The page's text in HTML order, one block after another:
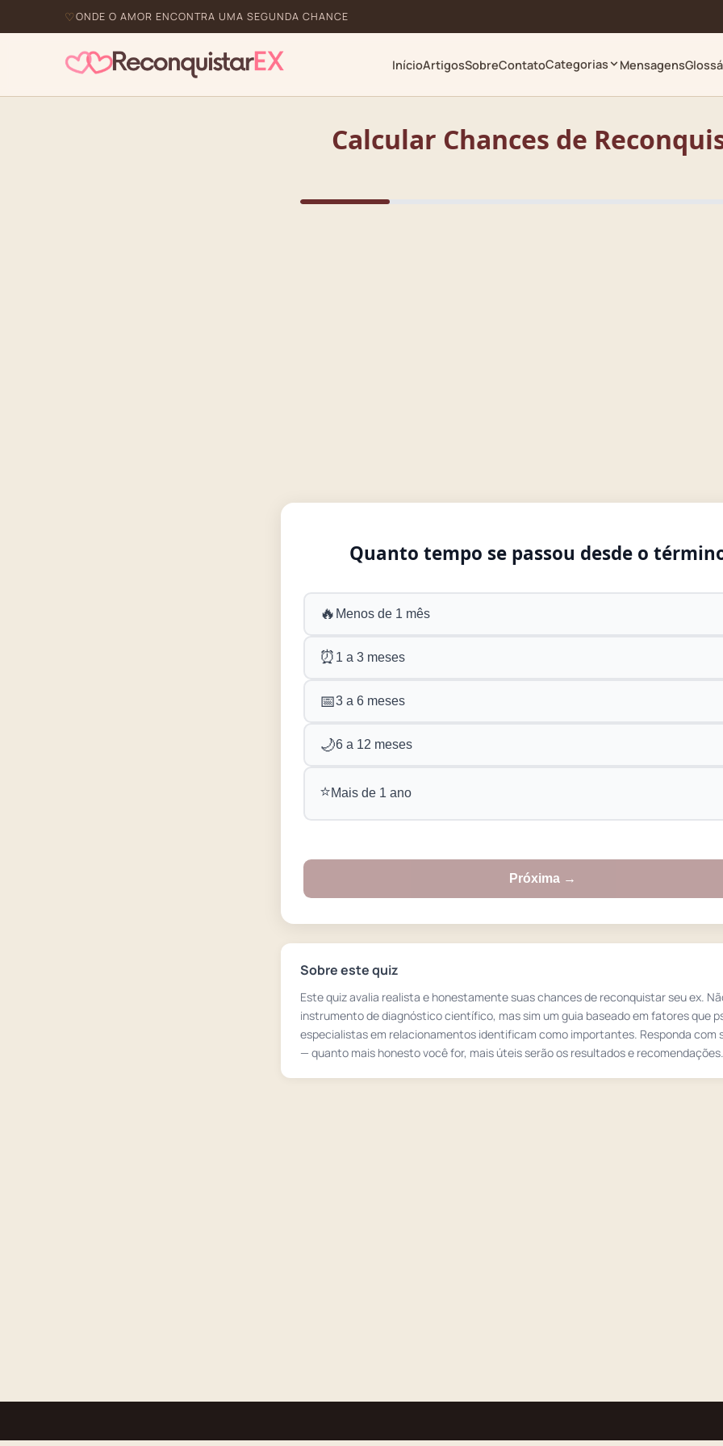
ONDE O AMOR ENCONTRA UMA SEGUNDA CHANCE
InícioArtigosSobreContatoCategorias Mensagens
Calcular Chances de
Quanto tempo se passou desde o
🔥 Menos de 1 mês
⏰ 1 a 3 meses
📅3 a 6 meses
🌙6 a 12 meses
⭐Mais de 1 ano
Próxima →
Sobre este quiz
Este quiz avalia realista e honestamente suas chances de reconquistar seu ex.
instrumento de diagnóstico científico, mas sim um guia baseado em fatores que
especialistas em relacionamentos identificam como importantes. Responda com
— quanto mais honesto você for, mais úteis serão os resultados e recomendações.